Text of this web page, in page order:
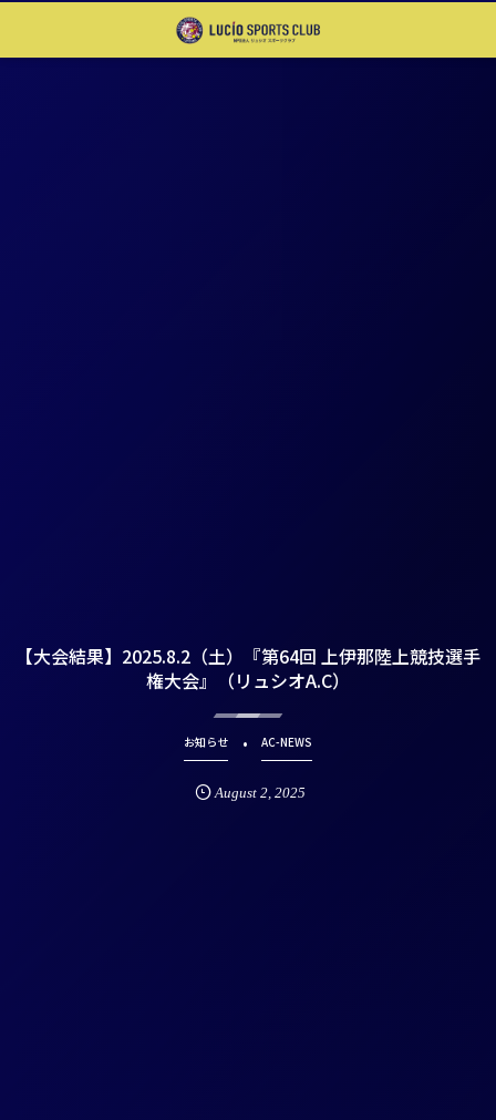
【大会結果】2025.8.2（土）『第64回 上伊那陸上競技選手
権大会』（リュシオA.C）
お知らせ AC-NEWS
August 2, 2025